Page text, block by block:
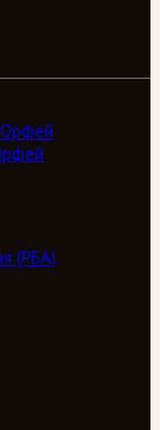
(РБА)